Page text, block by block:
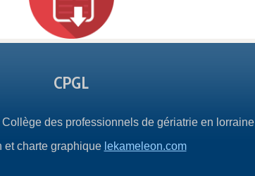
CPGL
des professionnels de gériatrie en lorraine
et charte graphique lekameleon.com